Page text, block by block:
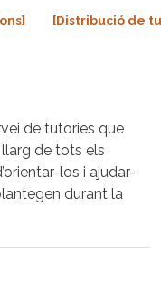
[Distribució de
de tutories que
de tots els
los i ajudar-
durant la